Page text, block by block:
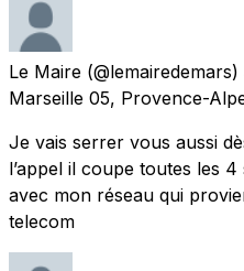
Le Maire (@lemairedemars)
Marseille 05, Provence-
Je vais serrer vous aussi
l’appel il coupe toutes les
avec mon réseau qui
telecom